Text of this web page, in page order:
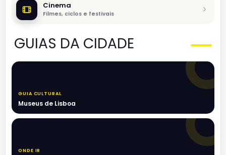
Cinema
Filmes, ciclos e festivais
GUIAS DA CIDADE
GUIA CULTURAL
Museus de Lisboa
ONDE IR